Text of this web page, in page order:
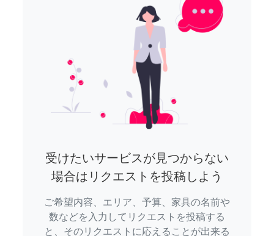
受けたいサービスが見つからない
場合はリクエストを投稿しよう
ご希望内容、エリア、予算、家具の名前や
数などを入力してリクエストを投稿する
と、そのリクエストに応えることが出来る